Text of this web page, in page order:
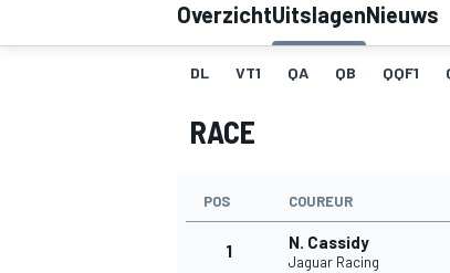
OverzichtUitslagenNieuws
DL VT1 QA QB QQF1
RACE
POS COUREUR
1 N. Cassidy
Jaguar Racing